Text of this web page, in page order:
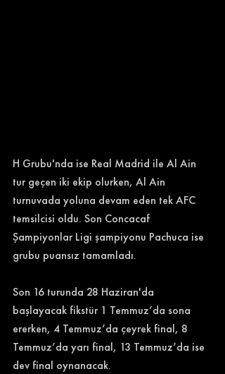
H Grubu'nda ise Real Madrid ile Al Ain
tur geçen iki ekip olurken, Al Ain
turnuvada yoluna devam eden tek AFC
temsilcisi oldu. Son Concacaf
Şampiyonlar Ligi şampiyonu Pachuca ise
grubu puansız tamamladı.
Son 16 turunda 28 Haziran'da
başlayacak fikstür 1 Temmuz’da sona
ererken, 4 Temmuz’da çeyrek final, 8
Temmuz’da yarı final, 13 Temmuz’da ise
dev final oynanacak.